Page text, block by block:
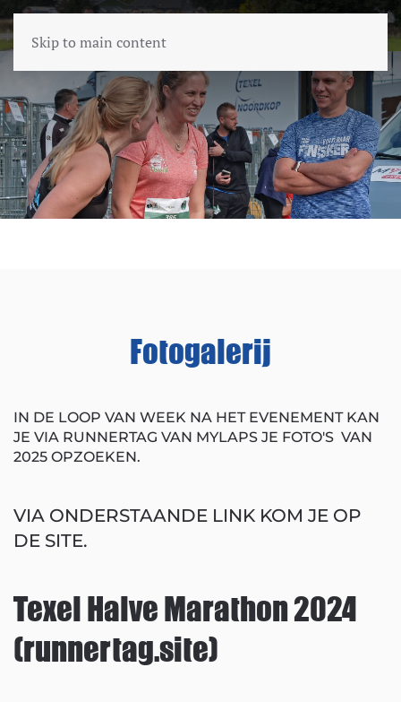
Skip to main content
Fotogalerij
IN DE LOOP VAN WEEK NA HET EVENEMENT KAN
JE VIA RUNNERTAG VAN MYLAPS JE FOTO'S VAN
2025 OPZOEKEN.
VIA ONDERSTAANDE LINK KOM JE OP
DE SITE.
Texel Halve Marathon 2024
(runnertag.site)